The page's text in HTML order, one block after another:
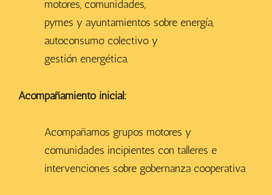
motores, comunidades,
pymes y ayuntamientos sobre energía,
autoconsumo colectivo y
gestión energética.
Acompañamiento inicial:
Acompañamos grupos motores y
comunidades incipientes con talleres e
intervenciones sobre gobernanza cooperativa